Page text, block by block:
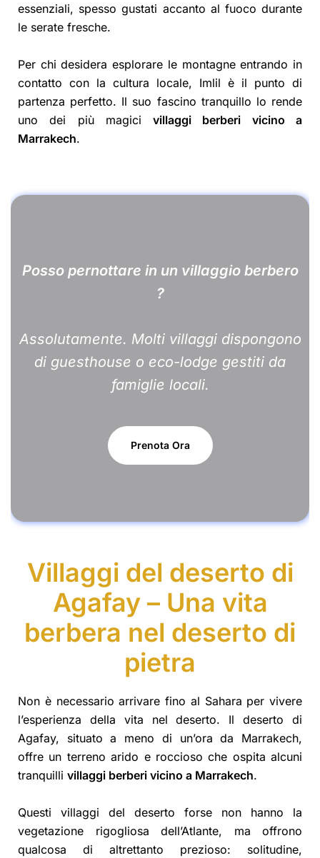
essenziali, spesso gustati accanto al fuoco durante
le serate fresche.
Per chi desidera esplorare le montagne entrando in
contatto con la cultura locale, Imlil è il punto di
partenza perfetto. Il suo fascino tranquillo lo rende
uno dei più magicivillaggi berberi vicino a
Marrakech.
Posso pernottare in un villaggio berbero
?
Assolutamente. Molti villaggi dispongono
di guesthouse o eco-lodge gestiti da
famiglie locali.
Prenota Ora
Villaggi del deserto di
Agafay – Una vita
berbera nel deserto di
pietra
Non è necessario arrivare fino al Sahara per vivere
l’esperienza della vita nel deserto. Il deserto di
Agafay, situato a meno di un’ora da Marrakech,
offre un terreno arido e roccioso che ospita alcuni
tranquilli villaggi berberi vicino a Marrakech.
Questi villaggi del deserto forse non hanno la
vegetazione rigogliosa dell’Atlante, ma offrono
qualcosa di altrettanto prezioso: solitudine,